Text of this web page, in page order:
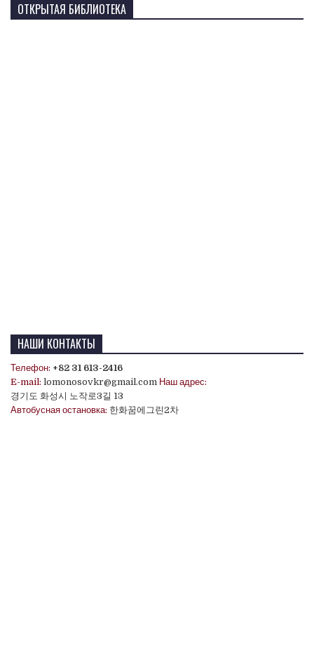
ОТКРЫТАЯ БИБЛИОТЕКА
НАШИ КОНТАКТЫ
Телефон: +82 31 613-2416
E-mail: lomonosovkr@gmail.com Наш адрес:
경기도 화성시 노작로3길 13
Автобусная остановка: 한화꿈에그린2차